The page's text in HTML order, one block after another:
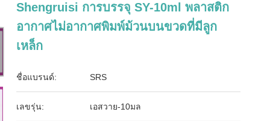
Shengruisi การบรรจุ SY-10ml พลาสติก
อากาศไม่อากาศพิมพ์ม้วนบนขวดที่มีลูก
เหล็ก
ชื่อแบรนด์: SRS
เลขรุ่น: เอสวาย-10มล